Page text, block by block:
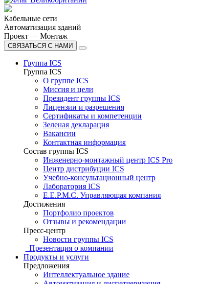
Кабельные сети
Автоматизация зданий
Проект — Монтаж
СВЯЗАТЬСЯ С НАМИ
Группа ICS
Группа ICS
О группе ICS
Миссия и цели
Президент группы ICS
Лицензии и разрешения
Сертификаты и компетенции
Зеленая декларация
Вакансии
Контактная информация
Состав группы ICS
Инженерно-монтажный центр ICS Pro
Центр дистрибуции ICS
Учебно-консультационный центр
Лаборатория ICS
E.E.P.M.C. Управляющая компания
Достижения
Портфолио проектов
Отзывы и рекомендации
Пресс-центр
Новости группы ICS
Презентация о компании
Продукты и услуги
Предложения
Интеллектуальное здание